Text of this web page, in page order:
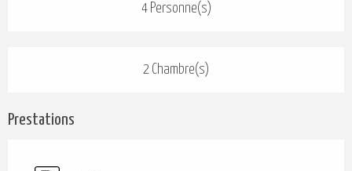
4 Personne(s)
2 Chambre(s)
Prestations